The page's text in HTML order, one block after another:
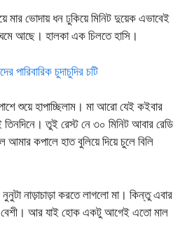
মার ভোদায় ধন ঢুকিয়ে মিনিট দুয়েক এভাবেই
আছে। হালকা এক চিলতে হাসি।
পারিবারিক চুদাচুদির চটি
শুয়ে হাপাচ্ছিলাম। মা আরো যেই কইবার
তিনদিনে। তুই রেস্ট নে ৩০ মিনিট আবার রেডি
কপালে হাত বুলিয়ে দিয়ে চুলে বিলি
নাড়াচাড়া করতে লাগলো মা। কিন্তু এবার
বেশী। আর যাই হোক একটু আগেই এতো মাল